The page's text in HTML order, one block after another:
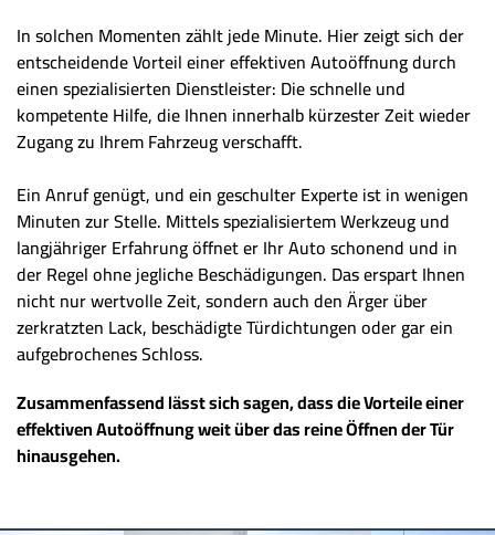
In solchen Momenten zählt jede Minute. Hier zeigt sich der
entscheidende Vorteil einer effektiven Autoöffnung durch
einen spezialisierten Dienstleister: Die schnelle und
kompetente Hilfe, die Ihnen innerhalb kürzester Zeit wieder
Zugang zu Ihrem Fahrzeug verschafft.
Ein Anruf genügt, und ein geschulter Experte ist in wenigen
Minuten zur Stelle. Mittels spezialisiertem Werkzeug und
langjähriger Erfahrung öffnet er Ihr Auto schonend und in
der Regel ohne jegliche Beschädigungen. Das erspart Ihnen
nicht nur wertvolle Zeit, sondern auch den Ärger über
zerkratzten Lack, beschädigte Türdichtungen oder gar ein
aufgebrochenes Schloss.
Zusammenfassend lässt sich sagen, dass die Vorteile einer
effektiven Autoöffnung weit über das reine Öffnen der Tür
hinausgehen.